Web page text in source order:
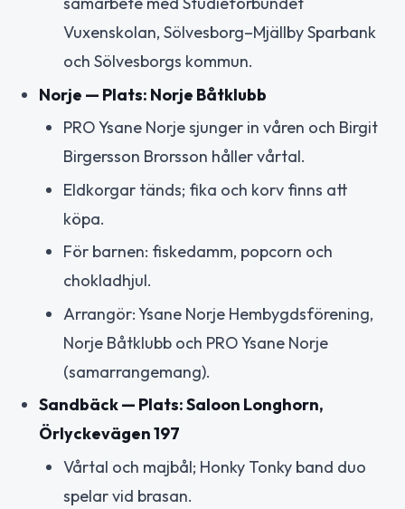
Vuxenskolan, Sölvesborg–Mjällby Sparbank
och Sölvesborgs kommun.
Norje — Plats: Norje Båtklubb
PRO Ysane Norje sjunger in våren och Birgit
Birgersson Brorsson håller vårtal.
Eldkorgar tänds; fika och korv finns att
köpa.
För barnen: fiskedamm, popcorn och
chokladhjul.
Arrangör: Ysane Norje Hembygdsförening,
Norje Båtklubb och PRO Ysane Norje
(samarrangemang).
Sandbäck — Plats: Saloon Longhorn,
Örlyckevägen 197
Vårtal och majbål; Honky Tonky band duo
spelar vid brasan.